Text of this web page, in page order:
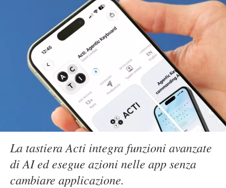
La tastiera Acti integra funzioni avanzate
di AI ed esegue azioni nelle app senza
cambiare applicazione.